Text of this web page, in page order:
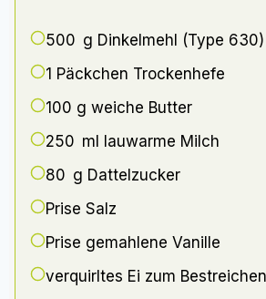
500 g Dinkelmehl (Type 630)
1 Päckchen Trockenhefe
100 gweiche Butter
250 ml lauwarme Milch
80 g Dattelzucker
Prise Salz
Prise gemahlene Vanille
verquirltes Ei zum Bestreichen